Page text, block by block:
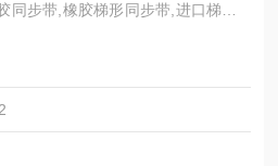
同步带,橡胶梯形同步带,进口梯形
带,三之星橡胶梯形同步带,H、X
国盖茨、德国奥比等世界名优工